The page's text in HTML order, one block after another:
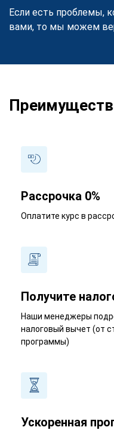
Если есть проблемы,
вами, то мы можем
Рассрочка 0%
Оплатите курс в
Получите
Наши менеджеры
налоговый вычет (от
программы)
Ускоренная